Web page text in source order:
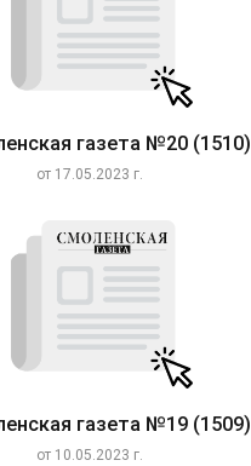
газета №20 (1510)
от 17.05.2023 г.
газета №19 (1509)
от 10.05.2023 г.